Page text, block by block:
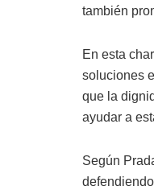
también
En esta
soluciones
que la
ayudar a
Según